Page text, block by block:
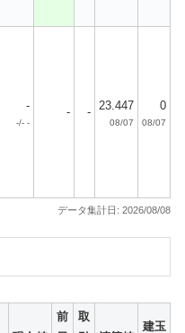
-
-/- -
- - 23.447
08/07
0
08/07
データ集計日: 2026/08/08
前
取
建玉